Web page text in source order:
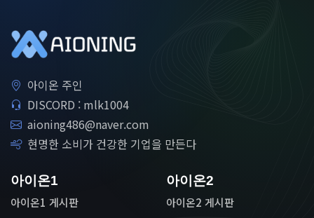
아이온 주인
DISCORD : mlk1004
aioning486@naver.com
현명한 소비가 건강한 기업을 만든다
아이온1
아이온1 게시판
아이온2
아이온2 게시판